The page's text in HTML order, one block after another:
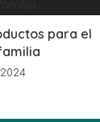
para el